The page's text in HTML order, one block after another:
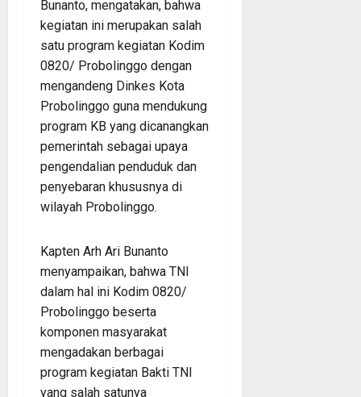
Bunanto, mengatakan, bahwa
kegiatan ini merupakan salah
satu program kegiatan Kodim
0820/ Probolinggo dengan
mengandeng Dinkes Kota
Probolinggo guna mendukung
program KB yang dicanangkan
pemerintah sebagai upaya
pengendalian penduduk dan
penyebaran khususnya di
wilayah Probolinggo.
Kapten Arh Ari Bunanto
menyampaikan, bahwa TNI
dalam hal ini Kodim 0820/
Probolinggo beserta
komponen masyarakat
mengadakan berbagai
program kegiatan Bakti TNI
yang salah satunya